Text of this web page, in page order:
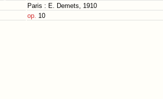
Paris : E. Demets, 1910
op. 10